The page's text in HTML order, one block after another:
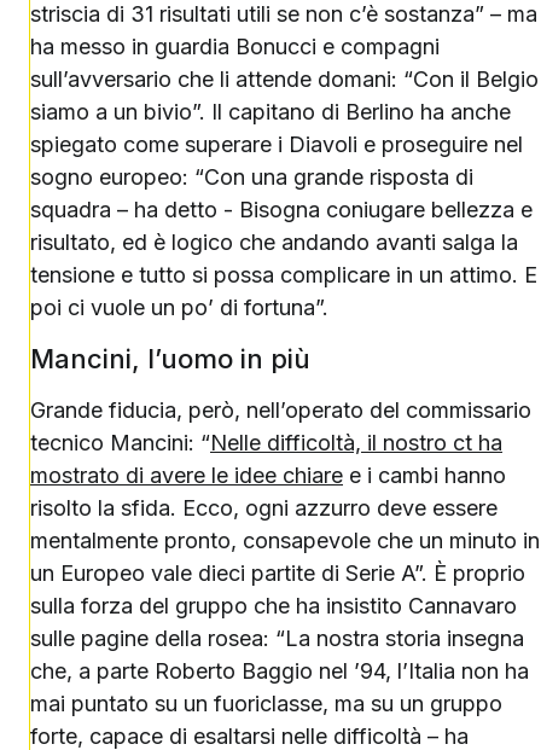
striscia di 31 risultati utili se non c’è sostanza” – ma
ha messo in guardia Bonucci e compagni
sull’avversario che li attende domani: “Con il Belgio
siamo a un bivio”. Il capitano di Berlino ha anche
spiegato come superare i Diavoli e proseguire nel
sogno europeo: “Con una grande risposta di
squadra – ha detto - Bisogna coniugare bellezza e
risultato, ed è logico che andando avanti salga la
tensione e tutto si possa complicare in un attimo. E
poi ci vuole un po’ di fortuna”.
Mancini, l’uomo in più
Grande fiducia, però, nell’operato del commissario
tecnico Mancini: “Nelle difficoltà, il nostro ct ha
mostrato di avere le idee chiare e i cambi hanno
risolto la sfida. Ecco, ogni azzurro deve essere
mentalmente pronto, consapevole che un minuto in
un Europeo vale dieci partite di Serie A”. È proprio
sulla forza del gruppo che ha insistito Cannavaro
sulle pagine della rosea: “La nostra storia insegna
che, a parte Roberto Baggio nel ’94, l’Italia non ha
mai puntato su un fuoriclasse, ma su un gruppo
forte, capace di esaltarsi nelle difficoltà – ha